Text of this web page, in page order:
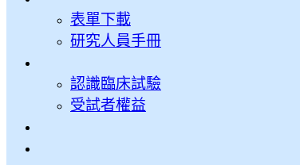
表單下載
研究人員手冊
認識臨床試驗
受試者權益